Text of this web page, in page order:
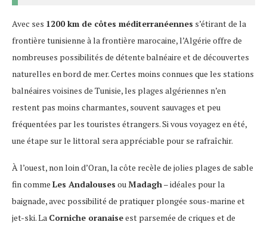
Avec ses 1200 km de côtes méditerranéennes s’étirant de la
frontière tunisienne à la frontière marocaine, l’Algérie offre de
nombreuses possibilités de détente balnéaire et de découvertes
naturelles en bord de mer. Certes moins connues que les stations
balnéaires voisines de Tunisie, les plages algériennes n’en
restent pas moins charmantes, souvent sauvages et peu
fréquentées par les touristes étrangers. Si vous voyagez en été,
une étape sur le littoral sera appréciable pour se rafraîchir.
À l’ouest, non loin d’Oran, la côte recèle de jolies plages de sable
fin comme Les Andalouses ouMadagh– idéales pour la
baignade, avec possibilité de pratiquer plongée sous-marine et
jet-ski. La Corniche oranaiseest parsemée de criques et de